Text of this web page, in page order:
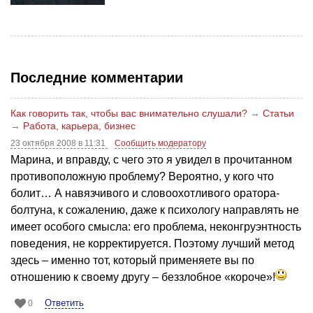
Последние комментарии
Как говорить так, чтобы вас внимательно слушали? → Статьи
→ Работа, карьера, бизнес
23 октября 2008 в 11:31 Сообщить модератору
Марина, и вправду, с чего это я увидел в прочитанном
противоположную проблему? Вероятно, у кого что
болит… А навязчивого и словоохотливого оратора-
болтуна, к сожалению, даже к психологу направлять не
имеет особого смысла: его проблема, неконгруэнтность
поведения, не корректируется. Поэтому лучший метод
здесь – именно тот, который применяете вы по
отношению к своему другу – беззлобное «короче»!
0 Ответить